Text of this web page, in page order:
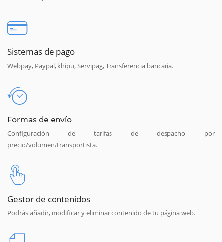
Sistemas de pago
Webpay, Paypal, khipu, Servipag, Transferencia bancaria.
Formas de envío
Configuración de tarifas de despacho por
precio/volumen/transportista.
Gestor de contenidos
Podrás añadir, modificar y eliminar contenido de tu página web.